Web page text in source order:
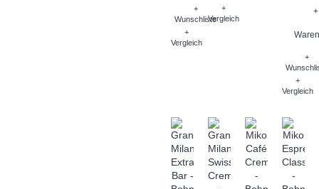
+
Wunschliste
+
Vergleich
+
Vergleich
+
+
+
Vergleich